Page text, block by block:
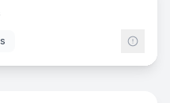
14